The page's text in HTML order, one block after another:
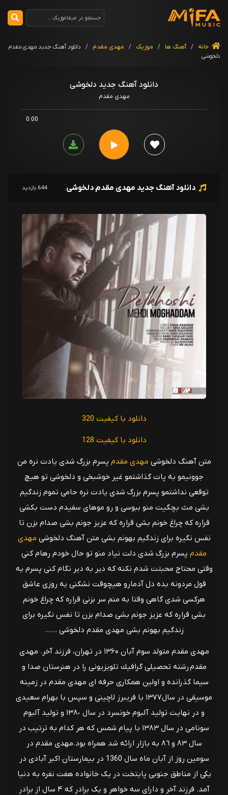
خانه / آهنگ ها / موزیک / مهدی مقدم /
دانلود آهنگ جدید مهدی مقدم
دلخوشی
دانلود آهنگ جدید دلخوشی
مهدی مقدم
0:00
دانلود آهنگ جدید مهدی مقدم دلخوشی 644 بازدید
دانلود با کیفیت 320
دانلود با کیفیت 128
متن آهنگ دلخوشی مهدی مقدم پسرم بزرگ شدی یادت نره من
جوونیمو به پات گذاشتمو غیر خوشبخی و دلخوشی تو هیچ
توقعی نداشتمو پسرم بزرگ شدی یادت نره حامی تموم زندگیم
بشی مث بچگیت منو ببوسی و رو موهای سفیدم دست بکشی
قراره که چراغ خونم بشی قراره که عزیز جونم بشی صدام بزن تا
نفس نگیره برای زندگیم بهونم بشی متن آهنگ دلخوشی مهدی
مقدم پسرم بزرگ شدی دلت نیاد منو تو حال خودم رهام کنی
وقتی محتاج محبتت شدم نکنه که دیر به دیر نگام کنی پسرم یه
قول مردونه بده دل آدمارو هیچوقت نشکنی یه روزی عاشق
هرکسی شدی گاهی وقتا به منم سر بزنی قراره که چراغ خونم
بشی قراره که عزیز جونم بشی صدام بزن تا نفس نگیره برای
زندگیم بهونم بشی مهدی مقدم دلخوشی ......
مهدى مقدم متولد سوم آبان ۱۳۶۰ در تهران، فرزند آخر. مهدى
مقدم رشته تحصيلى گرافيك تلویزيونى را در هنرستان صدا و
سيما گذرانده و اولين همكارى حرفه اى مهدی مقدم در زمينه
موسيقى در سال١٣٧٧ با فریبرز لاچینی و سپس با بهرام سعيدى
و در نهايت توليد آلبوم خونسرد در سال ١٣٨٠ و توليد آلبوم
سونامى در سال ١٣٨٣ با پيام شمس كه هر كدام به ترتيب در
سال ٨٣ و ٨٦ به بازار ارائه شد همراه بود.مهدی مقدم در
سومین روز از آبان ماه سال 1360 در بیمارستان اکبر آبادی در
یکی از مناطق جنوبی پایتخت در یک خانواده هفت نفره به دنیا
آمد. فرزند آخر و دارای سه خواهر و یک برادر كه ۴ سال از برادر